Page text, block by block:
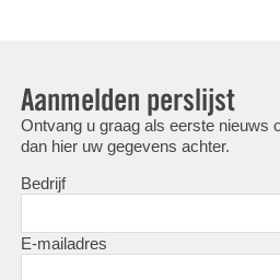
Aanmelden perslijst
Ontvang u graag als eerste nieuws
dan hier uw gegevens achter.
Bedrijf
E-mailadres